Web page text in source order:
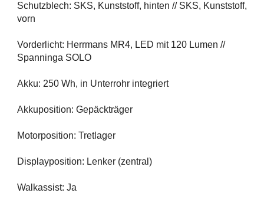
Schutzblech: SKS, Kunststoff, hinten // SKS, Kunststoff,
vorn
Vorderlicht: Herrmans MR4, LED mit 120 Lumen //
Spanninga SOLO
Akku: 250 Wh, in Unterrohr integriert
Akkuposition: Gepäckträger
Motorposition: Tretlager
Displayposition: Lenker (zentral)
Walkassist: Ja